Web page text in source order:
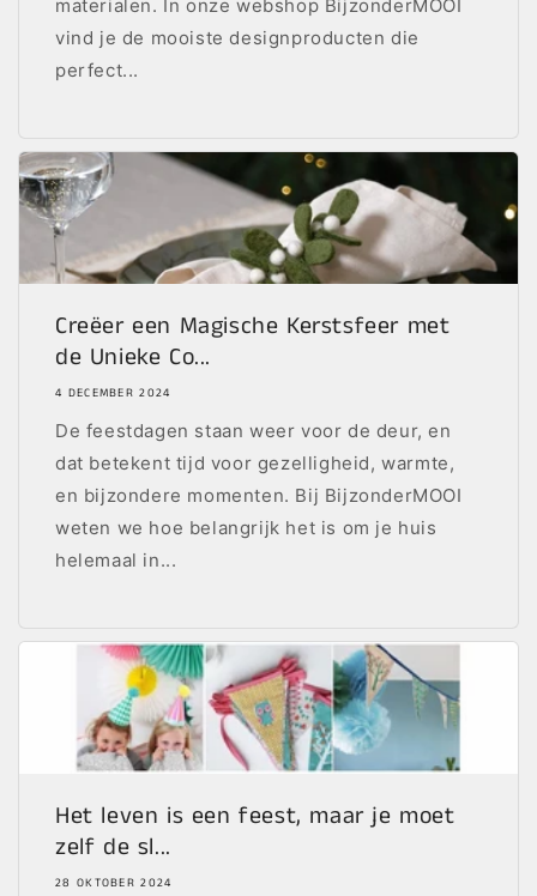
materialen. In onze webshop BijzonderMOOI
vind je de mooiste designproducten die
perfect...
Creëer een Magische Kerstsfeer met
de Unieke Co...
4 DECEMBER 2024
De feestdagen staan weer voor de deur, en
dat betekent tijd voor gezelligheid, warmte,
en bijzondere momenten. Bij BijzonderMOOI
weten we hoe belangrijk het is om je huis
helemaal in...
Het leven is een feest, maar je moet
zelf de sl...
28 OKTOBER 2024